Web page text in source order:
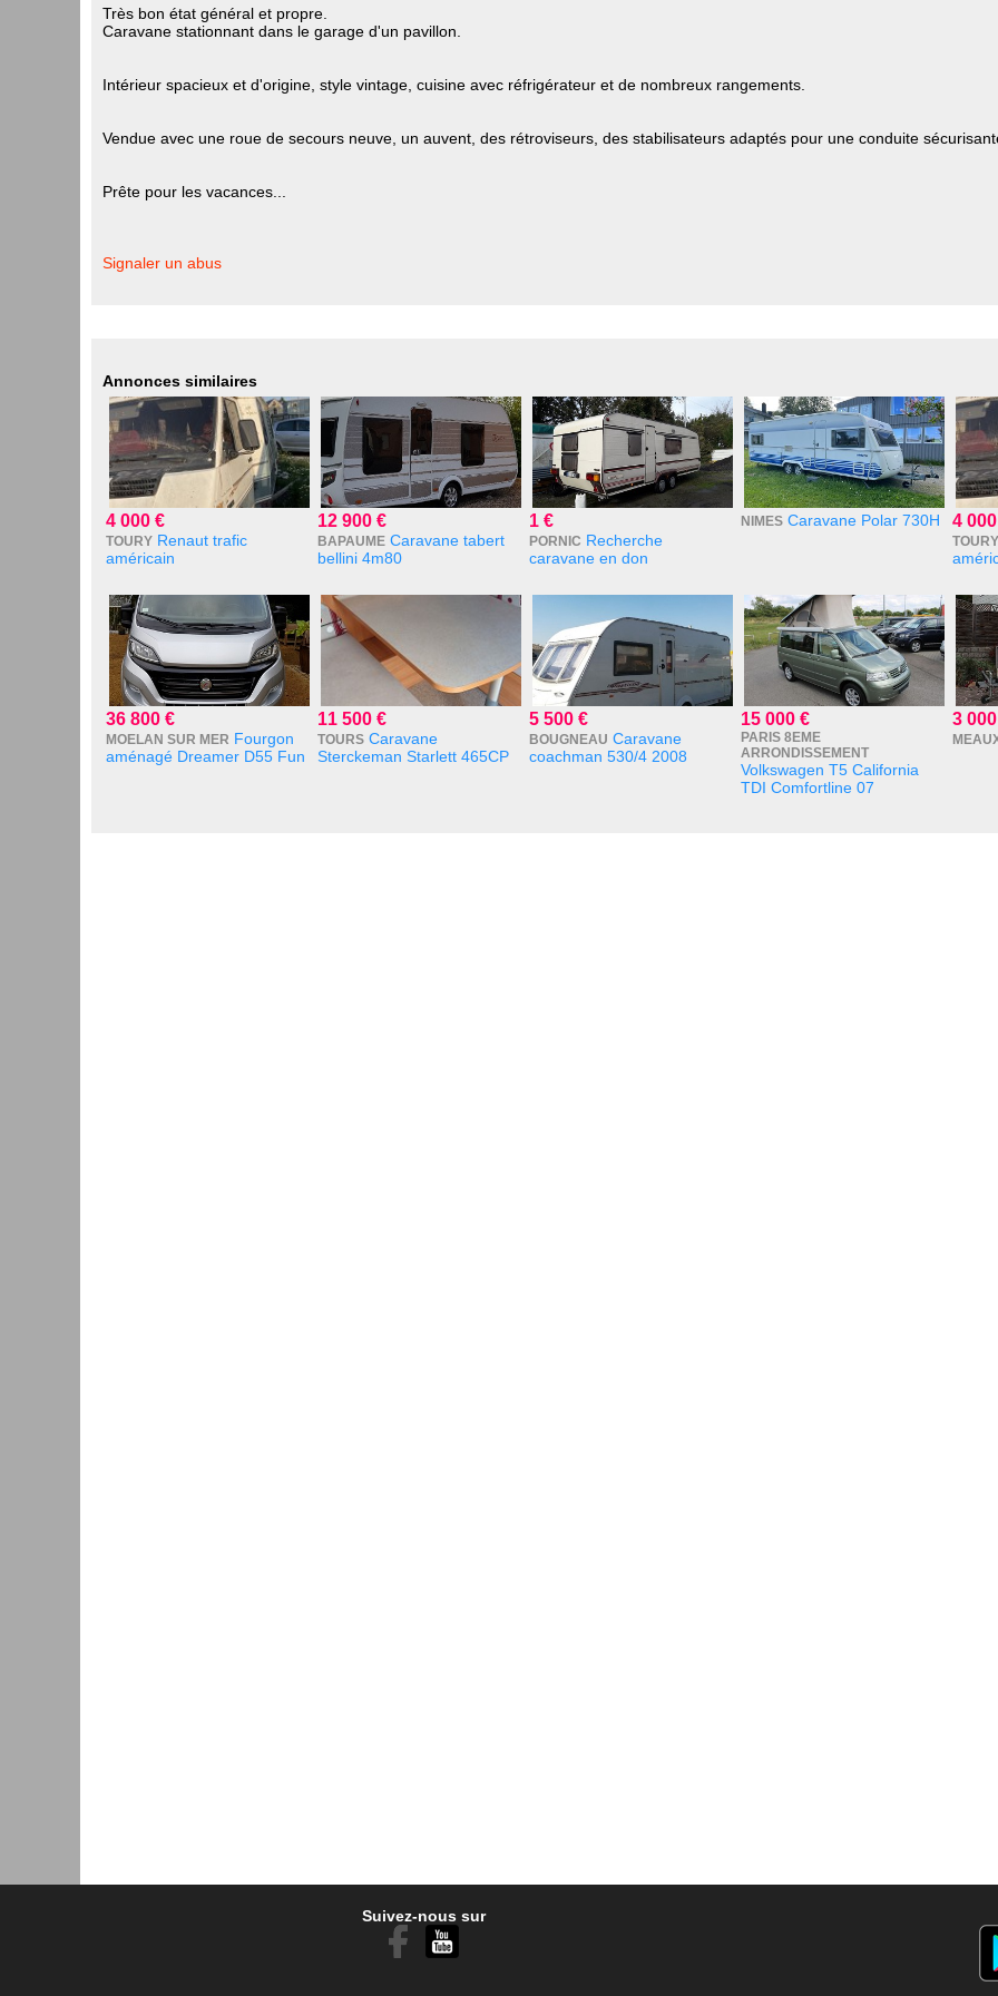
Très bon état général et propre.
Caravane stationnant dans le garage d'un pavillon.
Intérieur spacieux et d'origine, style vintage, cuisine avec réfrigérateur et de nombreux rangements.
Vendue avec une roue de secours neuve, un auvent, des rétroviseurs, des stabilisateurs adaptés pour une conduite
Prête pour les vacances...
Signaler un abus
Annonces similaires
4 000 €
TOURY Renaut trafic
américain
12 900 €
BAPAUME Caravane tabert
bellini 4m80
1 €
PORNIC Recherche
caravane en don
NIMES Caravane Polar 730H 4
TOURY
36 800 €
MOELAN SUR MER Fourgon
aménagé Dreamer D55 Fun
11 500 €
TOURS Caravane
Sterckeman Starlett 465CP
5 500 €
BOUGNEAU Caravane
coachman 530/4 2008
15 000 €
PARIS 8EME
ARRONDISSEMENT
Volkswagen T5 California
TDI Comfortline 07
3
Suivez-nous sur